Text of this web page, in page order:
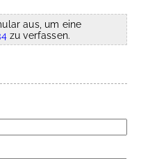
aus, um eine
zu verfassen.